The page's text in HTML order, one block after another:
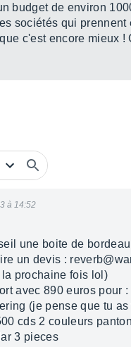
budget de environ
sociétés qui
c'est encore mieux
à 14:52
une boite de
un devis :
prochaine fois lol)
avec 890 euros pour :
(je pense que tu
cds 2 couleurs
3 pieces